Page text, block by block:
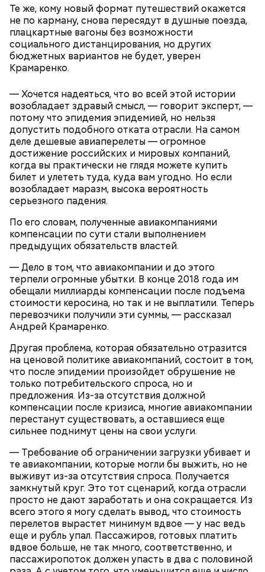
Те же, кому новый формат путешествий окажется
не по карману, снова пересядут в душные поезда,
плацкартные вагоны без возможности
социального дистанцирования, но других
бюджетных вариантов не будет, уверен
Крамаренко.
— Хочется надеяться, что во всей этой истории
возобладает здравый смысл, — говорит эксперт, —
потому что эпидемия эпидемией, но нельзя
допустить подобного отката отрасли. На самом
деле дешевые авиаперелеты — огромное
достижение российских и мировых компаний,
когда вы практически не глядя можете купить
билет и улететь туда, куда вам угодно. Но если
возобладает маразм, высока вероятность
серьезного падения.
По его словам, полученные авиакомпаниями
компенсации по сути стали выполнением
предыдущих обязательств властей.
— Дело в том, что авиакомпании и до этого
терпели огромные убытки. В конце 2018 года им
обещали миллиарды компенсации после подъема
стоимости керосина, но так и не выплатили. Теперь
перевозчики получили эти суммы, — рассказал
Андрей Крамаренко.
Другая проблема, которая обязательно отразится
на ценовой политике авиакомпаний, состоит в том,
что после эпидемии произойдет обрушение не
только потребительского спроса, но и
предложения. Из-за отсутствия должной
компенсации после кризиса, многие авиакомпании
перестанут существовать, а оставшиеся еще
сильнее поднимут цены на свои услуги.
— Требование об ограничении загрузки убивает и
те авиакомпании, которые могли бы выжить, но не
выживут из-за отсутствия спроса. Получается
замкнутый круг. Это тот сценарий, когда отрасли
просто не дают заработать и она сокращается. Из
всего этого я могу сделать вывод, что стоимость
перелетов вырастет минимум вдвое — у нас ведь
еще и рубль упал. Пассажиров, готовых платить
вдвое больше, не так много, соответственно, и
пассажиропоток должен упасть в два с половиной